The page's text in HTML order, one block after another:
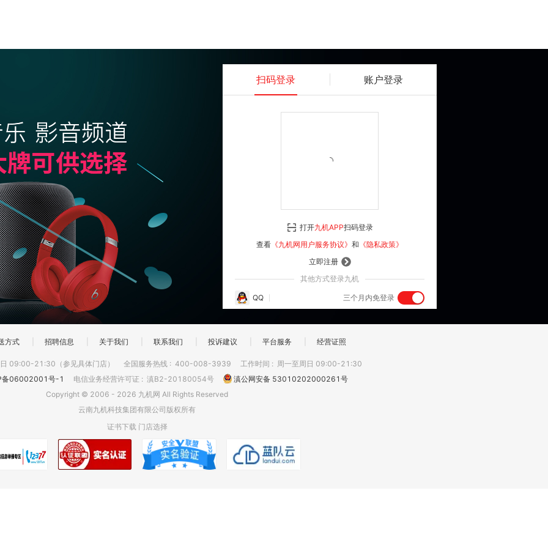
扫码登录 账户登录
登 录
立即注册
其他方式登录九机
QQ 三个月内免登录
打开九机APP扫码登录
查看 《九机网用户服务协议》 和 《隐私政策》
方式 招聘信息 关于我们 联系我们 投诉建议 平台服务 经营证照
09:00-21:30（参见具体门店） 全国服务热线 : 400-008-3939 工作时间 : 周一至周日 09:00-21:30
备06002001号-1
电信业务经营许可证 : 滇B2-20180054号
滇公网安备 53010202000261号
Copyright © 2006 - 2026 九机网 All Rights Reserved
云南九机科技集团有限公司版权所有
证书下载 门店选择